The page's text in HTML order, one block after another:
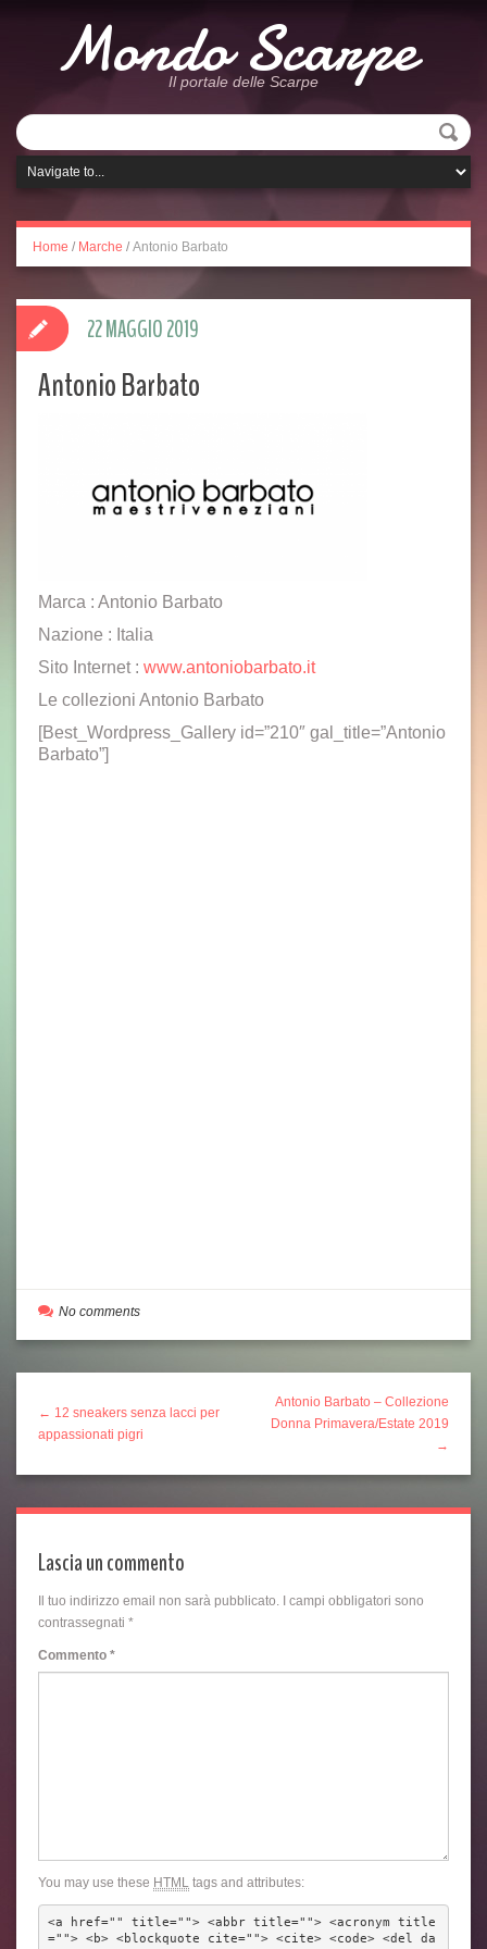
Mondo Scarpe
Il portale delle Scarpe
Home / Marche / Antonio Barbato
Antonio Barbato
Marca : Antonio Barbato
Nazione : Italia
Sito Internet : www.antoniobarbato.it
Le collezioni Antonio Barbato
[Best_Wordpress_Gallery id=”210″ gal_title=”Antonio
Barbato”]
22 MAGGIO 2019
No comments
← 12 sneakers senza lacci per
appassionati pigri
Antonio Barbato – Collezione
Donna Primavera/Estate 2019
→
Lascia un commento
Il tuo indirizzo email non sarà pubblicato. I campi obbligatori sono
contrassegnati *
Commento *
You may use these HTML tags and attributes:
<a href="" title=""> <abbr title=""> <acronym title
=""> <b> <blockquote cite=""> <cite> <code> <del da